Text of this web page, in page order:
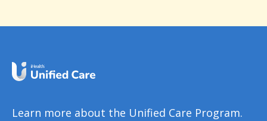
Learn more about the Unified Care Program.